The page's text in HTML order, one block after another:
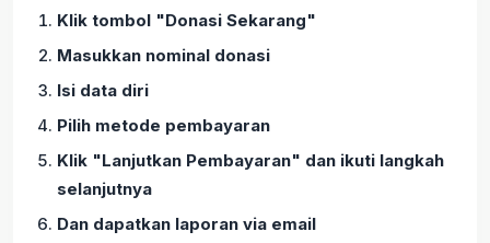
Klik tombol "Donasi Sekarang"
Masukkan nominal donasi
Isi data diri
Pilih metode pembayaran
Klik "Lanjutkan Pembayaran" dan ikuti langkah
selanjutnya
Dan dapatkan laporan via email